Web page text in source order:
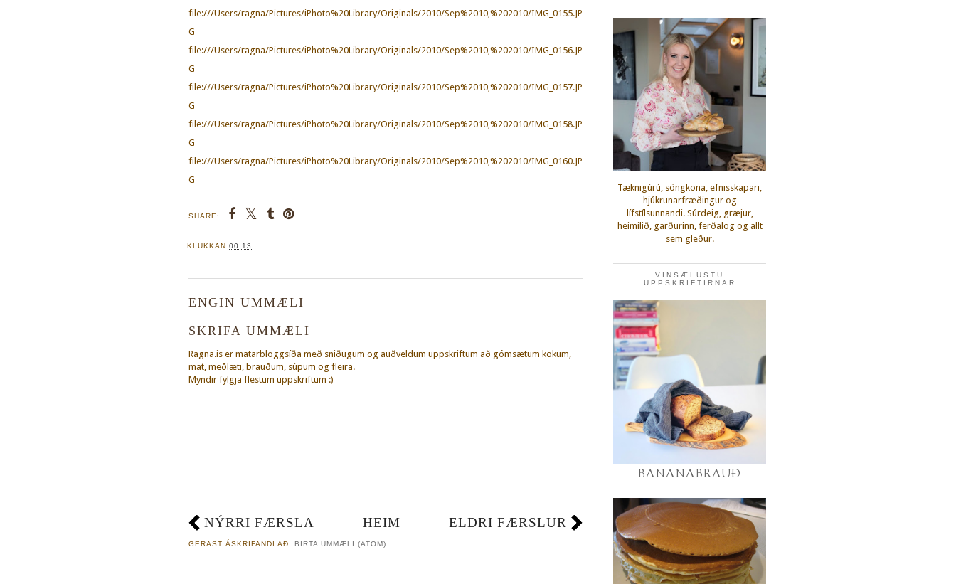
file:///Users/ragna/Pictures/iPhoto%20Library/Originals/2010/Sep%2010,%202010/IMG_0155.JP
G
file:///Users/ragna/Pictures/iPhoto%20Library/Originals/2010/Sep%2010,%202010/IMG_0156.JP
G
file:///Users/ragna/Pictures/iPhoto%20Library/Originals/2010/Sep%2010,%202010/IMG_0157.JP
G
file:///Users/ragna/Pictures/iPhoto%20Library/Originals/2010/Sep%2010,%202010/IMG_0158.JP
G
file:///Users/ragna/Pictures/iPhoto%20Library/Originals/2010/Sep%2010,%202010/IMG_0160.JP
G
SHARE:
KLUKKAN 00:13
ENGIN UMMÆLI
SKRIFA UMMÆLI
Ragna.is er matarbloggsíða með sniðugum og auðveldum uppskriftum að gómsætum kökum,
mat, meðlæti, brauðum, súpum og fleira.
Myndir fylgja flestum uppskriftum :)
NÝRRI FÆRSLA ELDRI FÆRSLUR
HEIM
GERAST ÁSKRIFANDI AÐ: BIRTA UMMÆLI (ATOM)
Tæknigúrú, söngkona, efnisskapari,
hjúkrunarfræðingur og
lífstílsunnandi. Súrdeig, græjur,
heimilið, garðurinn, ferðalög og allt
sem gleður.
VINSÆLUSTU
UPPSKRIFTIRNAR
BANANABRAUÐ